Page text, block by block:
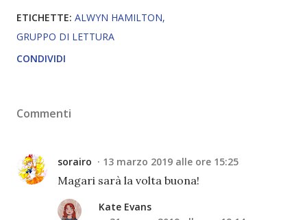
ETICHETTE: ALWYN HAMILTON
GRUPPO DI LETTURA
CONDIVIDI
Commenti
sorairo 13 marzo 2019 alle ore 15:25
Magari sarà la volta buona!
Kate Evans